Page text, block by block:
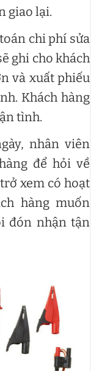
giao lại.
chi phí sửa
ghi cho khách
và xuất phiếu
Khách hàng
tình.
nhân viên
để hỏi về
xem có hoạt
hàng muốn
đón nhận tận